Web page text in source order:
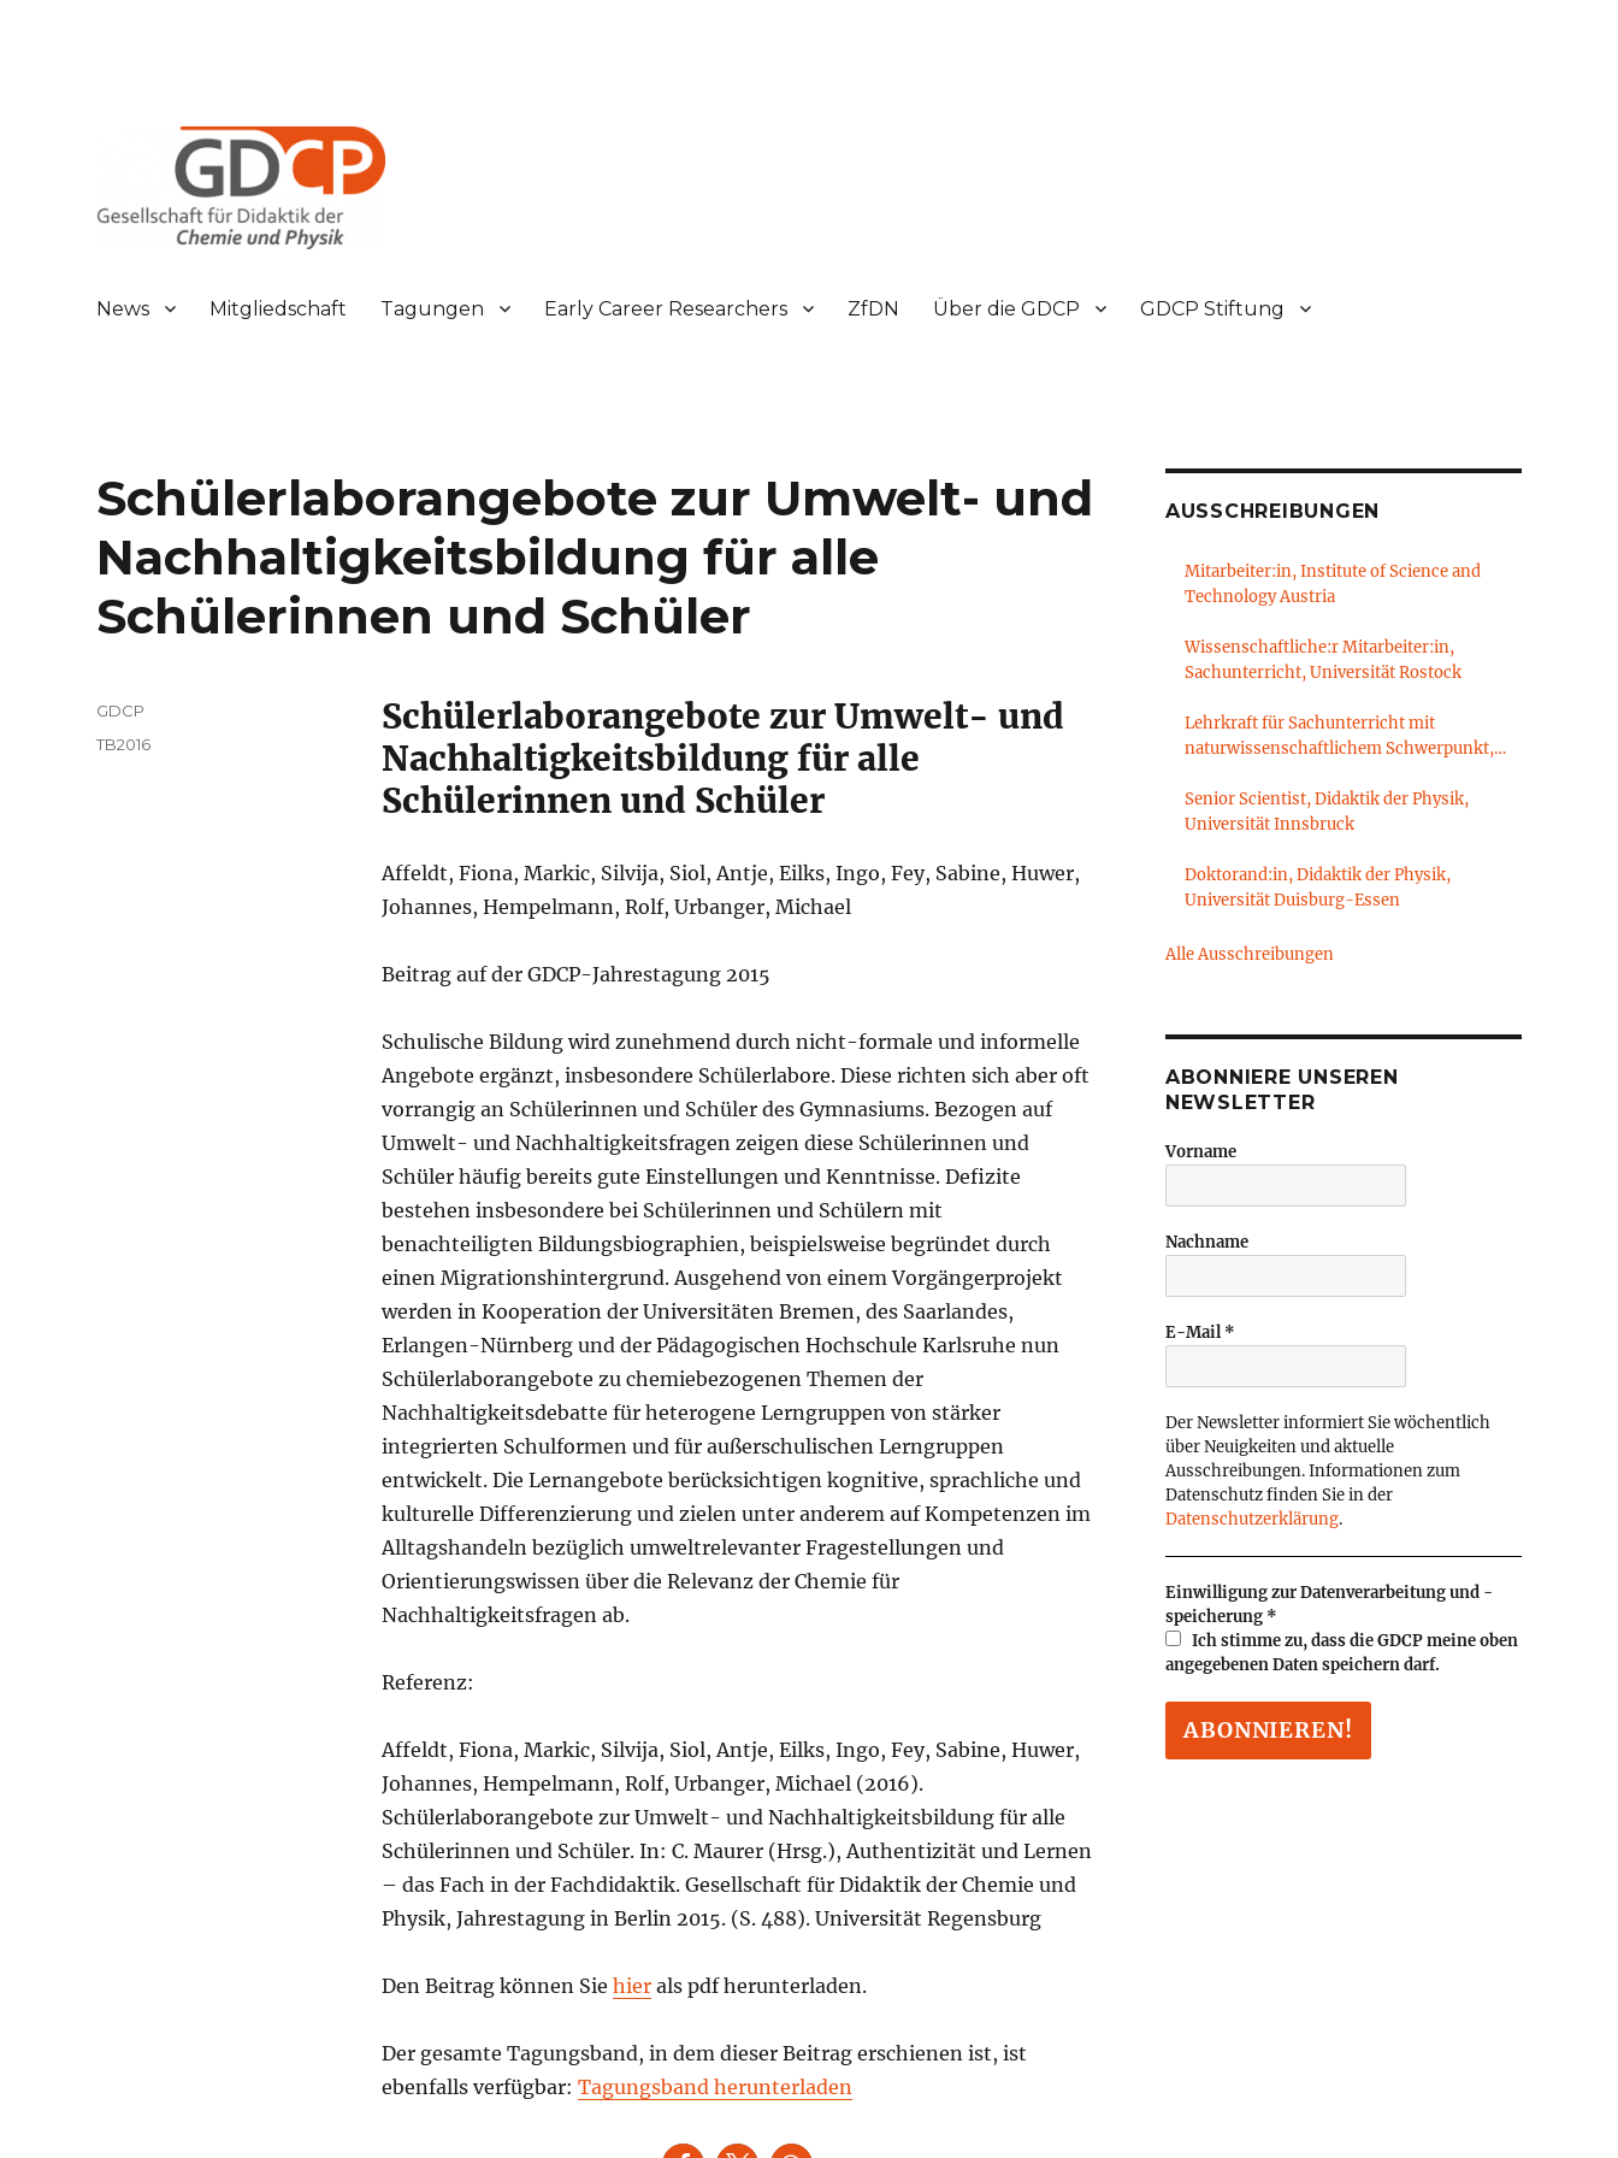
News Mitgliedschaft Tagungen Early Career Researchers ZfDN Über die GDCP GDCP Stiftung
Schülerlaborangebote zur Umwelt- und
Nachhaltigkeitsbildung für alle
Schülerinnen und Schüler
Schülerlaborangebote zur Umwelt- und
Nachhaltigkeitsbildung für alle
Schülerinnen und Schüler
Affeldt, Fiona, Markic, Silvija, Siol, Antje, Eilks, Ingo, Fey, Sabine, Huwer,
Johannes, Hempelmann, Rolf, Urbanger, Michael
Beitrag auf der GDCP-Jahrestagung 2015
Schulische Bildung wird zunehmend durch nicht-formale und informelle
Angebote ergänzt, insbesondere Schülerlabore. Diese richten sich aber oft
vorrangig an Schülerinnen und Schüler des Gymnasiums. Bezogen auf
Umwelt- und Nachhaltigkeitsfragen zeigen diese Schülerinnen und
Schüler häufig bereits gute Einstellungen und Kenntnisse. Defizite
bestehen insbesondere bei Schülerinnen und Schülern mit
benachteiligten Bildungsbiographien, beispielsweise begründet durch
einen Migrationshintergrund. Ausgehend von einem Vorgängerprojekt
werden in Kooperation der Universitäten Bremen, des Saarlandes,
Erlangen-Nürnberg und der Pädagogischen Hochschule Karlsruhe nun
Schülerlaborangebote zu chemiebezogenen Themen der
Nachhaltigkeitsdebatte für heterogene Lerngruppen von stärker
integrierten Schulformen und für außerschulischen Lerngruppen
entwickelt. Die Lernangebote berücksichtigen kognitive, sprachliche und
kulturelle Differenzierung und zielen unter anderem auf Kompetenzen im
Alltagshandeln bezüglich umweltrelevanter Fragestellungen und
Orientierungswissen über die Relevanz der Chemie für
Nachhaltigkeitsfragen ab.
Referenz:
Affeldt, Fiona, Markic, Silvija, Siol, Antje, Eilks, Ingo, Fey, Sabine, Huwer,
Johannes, Hempelmann, Rolf, Urbanger, Michael (2016).
Schülerlaborangebote zur Umwelt- und Nachhaltigkeitsbildung für alle
Schülerinnen und Schüler. In: C. Maurer (Hrsg.), Authentizität und Lernen
– das Fach in der Fachdidaktik. Gesellschaft für Didaktik der Chemie und
Physik, Jahrestagung in Berlin 2015. (S. 488). Universität Regensburg
Den Beitrag können Sie hierals pdf herunterladen.
Der gesamte Tagungsband, in dem dieser Beitrag erschienen ist, ist
ebenfalls verfügbar: Tagungsband herunterladen
Autor
GDCP
Veröffentlicht
Kategorien
TB2016
AUSSCHREIBUNGEN
Mitarbeiter:in, Institute of Science and
Technology Austria
Wissenschaftliche:r Mitarbeiter:in,
Sachunterricht, Universität Rostock
Lehrkraft für Sachunterricht mit
naturwissenschaftlichem Schwerpunkt,
Brandenburgische Technische Universität
Cottbus-Senftenberg
Senior Scientist, Didaktik der Physik,
Universität Innsbruck
Doktorand:in, Didaktik der Physik,
Universität Duisburg-Essen
Alle Ausschreibungen
ABONNIERE UNSEREN
NEWSLETTER
Vorname
Nachname
E-Mail *
Der Newsletter informiert Sie wöchentlich
über Neuigkeiten und aktuelle
Ausschreibungen. Informationen zum
Datenschutz finden Sie in der
Datenschutzerklärung.
Einwilligung zur Datenverarbeitung und -
speicherung *
Ich stimme zu, dass die GDCP meine oben
angegebenen Daten speichern darf.